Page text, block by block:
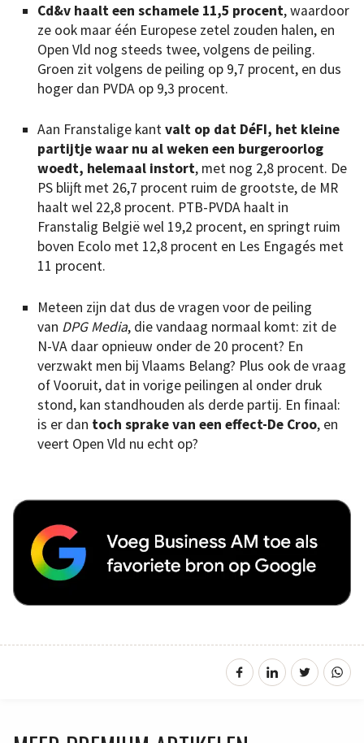
Cd&v haalt een schamele 11,5 procent, waardoor
ze ook maar één Europese zetel zouden halen, en
Open Vld nog steeds twee, volgens de peiling.
Groen zit volgens de peiling op 9,7 procent, en dus
hoger dan PVDA op 9,3 procent.
Aan Franstalige kantvalt op dat DéFI, het kleine
partijtje waar nu al weken een burgeroorlog
woedt, helemaal instort, met nog 2,8 procent. De
PS blijft met 26,7 procent ruim de grootste, de MR
haalt wel 22,8 procent. PTB-PVDA haalt in
Franstalig België wel 19,2 procent, en springt ruim
boven Ecolo met 12,8 procent en Les Engagés met
11 procent.
Meteen zijn dat dus de vragen voor de peiling
van DPG Media, die vandaag normaal komt: zit de
N-VA daar opnieuw onder de 20 procent? En
verzwakt men bij Vlaams Belang? Plus ook de vraag
of Vooruit, dat in vorige peilingen al onder druk
stond, kan standhouden als derde partij. En finaal:
is er dan toch sprake van een effect-De Croo, en
veert Open Vld nu echt op?